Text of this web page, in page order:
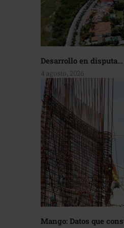
Desarrollo en disputa…
4 agosto, 2026
Mango: Datos que